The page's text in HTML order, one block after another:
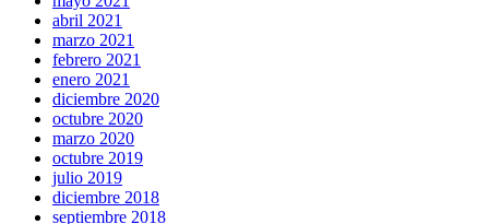
abril 2021
marzo 2021
febrero 2021
enero 2021
diciembre 2020
octubre 2020
marzo 2020
octubre 2019
julio 2019
diciembre 2018
septiembre 2018